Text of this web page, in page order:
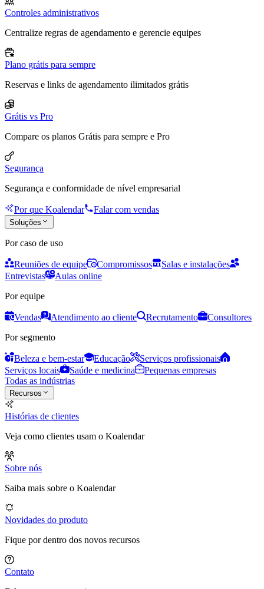
Controles administrativos
Centralize regras de agendamento e gerencie equipes
Plano grátis para sempre
Reservas e links de agendamento ilimitados grátis
Grátis vs Pro
Compare os planos Grátis para sempre e Pro
Segurança
Segurança e conformidade de nível empresarial
Por que Koalendar Falar com vendas
Soluções
Por caso de uso
Reuniões de equipe Compromissos
Salas e instalações
Entrevistas
Aulas online
Por equipe
Vendas Atendimento ao cliente Recrutamento
Consultores
Por segmento
Beleza e bem-estar Educação
Serviços profissionais
Serviços locais
Saúde e medicina
Pequenas empresas
Todas as indústrias
Recursos
Histórias de clientes
Veja como clientes usam o Koalendar
Sobre nós
Saiba mais sobre o Koalendar
Novidades do produto
Fique por dentro dos novos recursos
Contato